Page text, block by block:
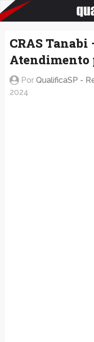
CRAS Tanabi
Atendimento
Por QualificaSP -
2024